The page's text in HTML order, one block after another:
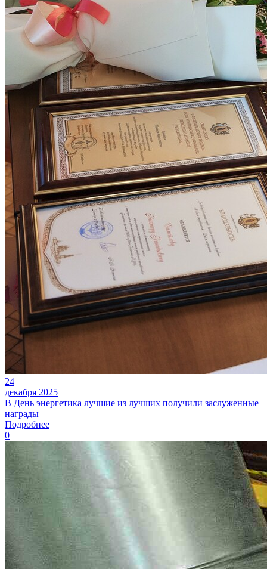
24
декабря 2025
В День энергетика лучшие из лучших получили заслуженные
награды
Подробнее
0